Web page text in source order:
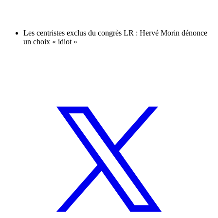
Les centristes exclus du congrès LR : Hervé Morin dénonce
un choix « idiot »